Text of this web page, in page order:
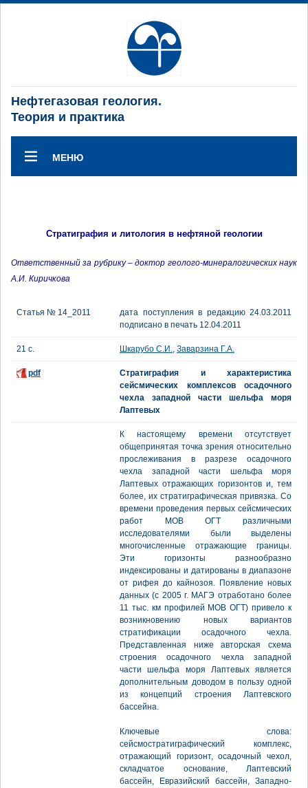
Нефтегазовая геология.
Теория и практика
МЕНЮ
Стратиграфия и литология в нефтяной геологии
Ответственный за рубрику – доктор геолого-минералогических наук
А.И. Киричкова
Статья № 14_2011
дата поступления в редакцию 24.03.2011
подписано в печать 12.04.2011
21 с. Шкарубо С.И., Заварзина Г.А.
pdf
Стратиграфия и характеристика
сейсмических комплексов осадочного
чехла западной части шельфа моря
Лаптевых
К настоящему времени отсутствует
общепринятая точка зрения относительно
прослеживания в разрезе осадочного
чехла западной части шельфа моря
Лаптевых отражающих горизонтов и, тем
более, их стратиграфическая привязка. Со
времени проведения первых сейсмических
работ МОВ ОГТ различными
исследователями были выделены
многочисленные отражающие границы.
Эти горизонты разнообразно
индексированы и датированы в диапазоне
от рифея до кайнозоя. Появление новых
данных (с 2005 г. МАГЭ отработано более
11 тыс. км профилей МОВ ОГТ) привело к
возникновению новых вариантов
стратификации осадочного чехла.
Представленная ниже авторская схема
строения осадочного чехла западной
части шельфа моря Лаптевых является
дополнительным доводом в пользу одной
из концепций строения Лаптевского
бассейна.
Ключевые слова:
сейсмостратиграфический комплекс,
отражающий горизонт, осадочный чехол,
складчатое основание, Лаптевский
бассейн, Евразийский бассейн, Западно-